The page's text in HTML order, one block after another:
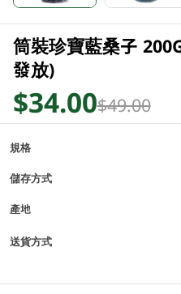
筒裝珍寶藍桑子
發放)
$34.00$49.00
規格
儲存方式
產地
送貨方式